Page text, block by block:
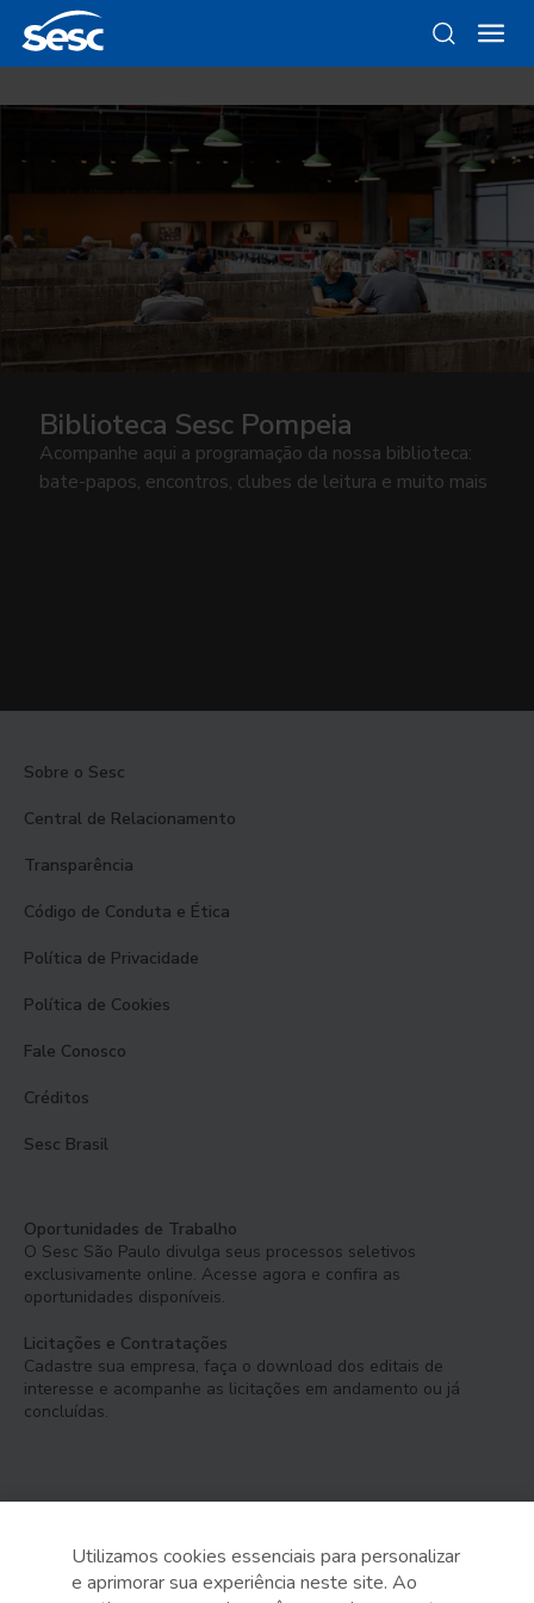
Biblioteca Sesc Pompeia
Acompanhe aqui a programação da nossa biblioteca:
bate-papos, encontros, clubes de leitura e muito mais
Sobre o Sesc
Central de Relacionamento
Transparência
Código de Conduta e Ética
Política de Privacidade
Política de Cookies
Fale Conosco
Créditos
Sesc Brasil
Oportunidades de Trabalho
O Sesc São Paulo divulga seus processos seletivos
exclusivamente online. Acesse agora e confira as
oportunidades disponíveis.
Licitações e Contratações
Cadastre sua empresa, faça o download dos editais de
interesse e acompanhe as licitações em andamento ou já
concluídas.
Serviço Social do Comércio
Utilizamos cookies essenciais para personalizar
e aprimorar sua experiência neste site. Ao